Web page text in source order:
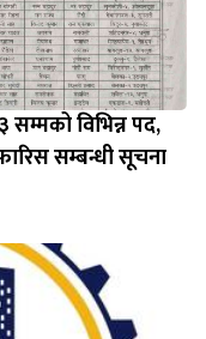
विभिन्न पद,
सम्बन्धी सूचना